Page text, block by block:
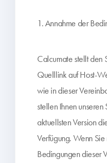
1. Annahme der
Calcumate stellt den
Quelllink auf Host-
wie in dieser
stellen Ihnen
aktuellsten Version
Verfügung. Wenn
Bedingungen dieser